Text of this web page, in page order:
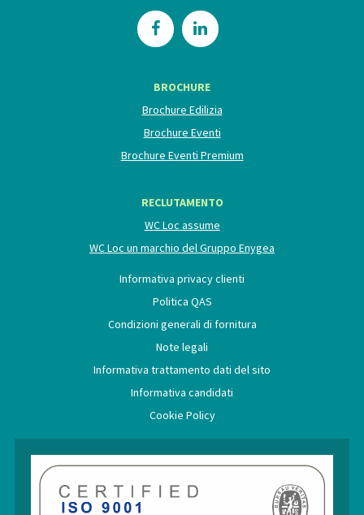
BROCHURE
Brochure Edilizia
Brochure Eventi
Brochure Eventi Premium
RECLUTAMENTO
WC Loc assume
WC Loc un marchio del Gruppo Enygea
Informativa privacy clienti
Politica QAS
Condizioni generali di fornitura
Note legali
Informativa trattamento dati del sito
Informativa candidati
Cookie Policy